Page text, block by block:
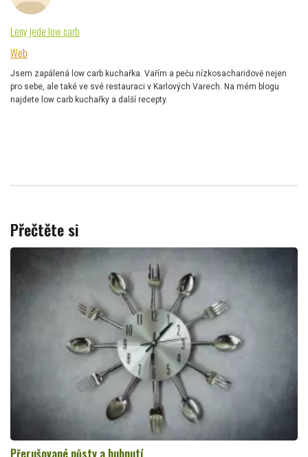
Leny jede low carb
Web
Jsem zapálená low carb kuchařka. Vařím a peču nízkosacharidově nejen
pro sebe, ale také ve své restauraci v Karlových Varech. Na mém blogu
najdete low carb kuchařky a další recepty.
Přečtěte si
Přerušované půsty a hubnutí